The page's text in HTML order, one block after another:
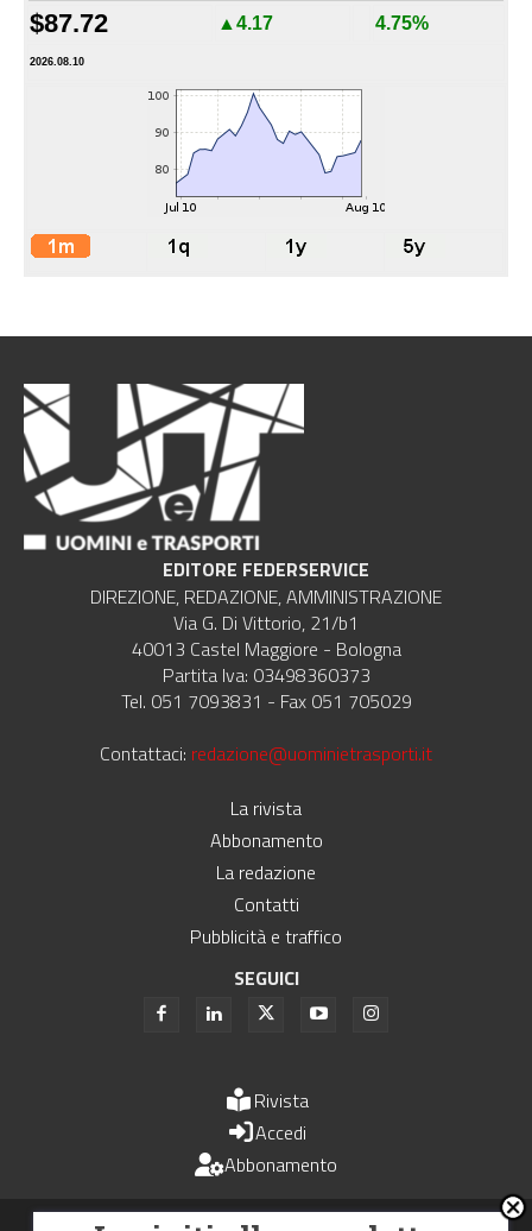
$87.72 ▲4.17 4.75%
2026.08.10
EDITORE FEDERSERVICE
DIREZIONE, REDAZIONE, AMMINISTRAZIONE
Via G. Di Vittorio, 21/b1
40013 Castel Maggiore - Bologna
Partita Iva: 03498360373
Tel. 051 7093831 - Fax 051 705029
Contattaci: redazione@uominietrasporti.it
La rivista
Abbonamento
La redazione
Contatti
Pubblicità e traffico
SEGUICI
Rivista
Accedi
Abbonamento
Uomini e Trasporti è un periodico associato all'Unione Stampa